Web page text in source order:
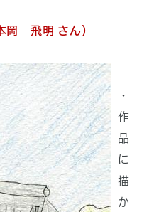
飛明 さん）
・
作
品
に
描
か